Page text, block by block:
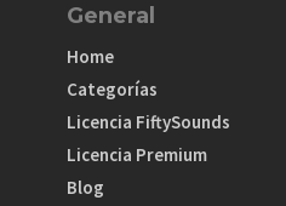
General
Home
Categorías
Licencia FiftySounds
Licencia Premium
Blog